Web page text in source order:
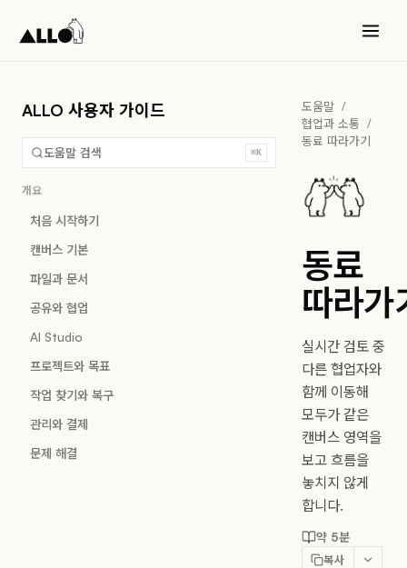
ALLO 사용자 가이드
도움말 검색 ⌘K
개요
처음 시작하기
캔버스 기본
파일과 문서
공유와 협업
AI Studio
프로젝트와 목표
작업 찾기와 복구
관리와 결제
문제 해결
도움말 /
협업과 소통 /
동료 따라가기
동료
따라가
실시간 검토 중
다른 협업자와
함께 이동해
모두가 같은
캔버스 영역을
보고 흐름을
놓치지 않게
합니다.
약 5분
복사